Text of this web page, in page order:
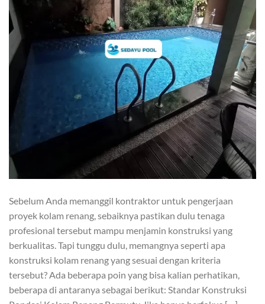
Sebelum Anda memanggil kontraktor untuk pengerjaan
proyek kolam renang, sebaiknya pastikan dulu tenaga
profesional tersebut mampu menjamin konstruksi yang
berkualitas. Tapi tunggu dulu, memangnya seperti apa
konstruksi kolam renang yang sesuai dengan kriteria
tersebut? Ada beberapa poin yang bisa kalian perhatikan,
beberapa di antaranya sebagai berikut: Standar Konstruksi